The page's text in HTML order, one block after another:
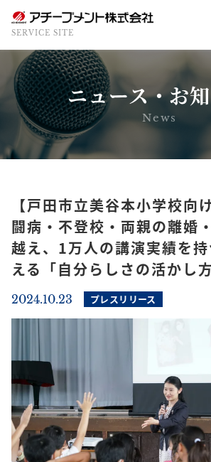
SERVICE SITE
ニュース・お
News
【戸田市立美谷本小学校向
闘病・不登校・両親の離婚
越え、1万人の講演実績を
える「自分らしさの活かし方
2024.10.23 プレスリリース